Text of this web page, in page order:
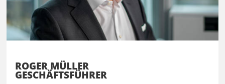
ROGER MÜLLER
GESCHÄFTSFÜHRER